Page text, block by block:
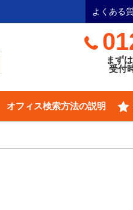
よくある
まず
受付
オフィス検索方法の説明